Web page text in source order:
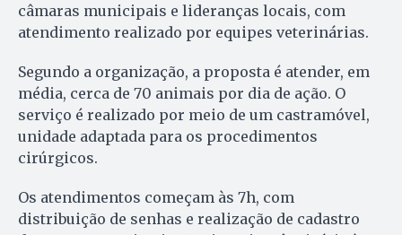
câmaras municipais e lideranças locais, com
atendimento realizado por equipes veterinárias.
Segundo a organização, a proposta é atender, em
média, cerca de 70 animais por dia de ação. O
serviço é realizado por meio de um castramóvel,
unidade adaptada para os procedimentos
cirúrgicos.
Os atendimentos começam às 7h, com
distribuição de senhas e realização de cadastro